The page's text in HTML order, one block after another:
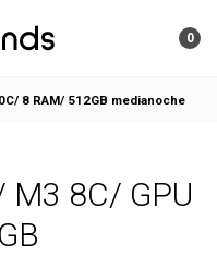
0
8 RAM/ 512GB medianoche
M3 8C/ GPU